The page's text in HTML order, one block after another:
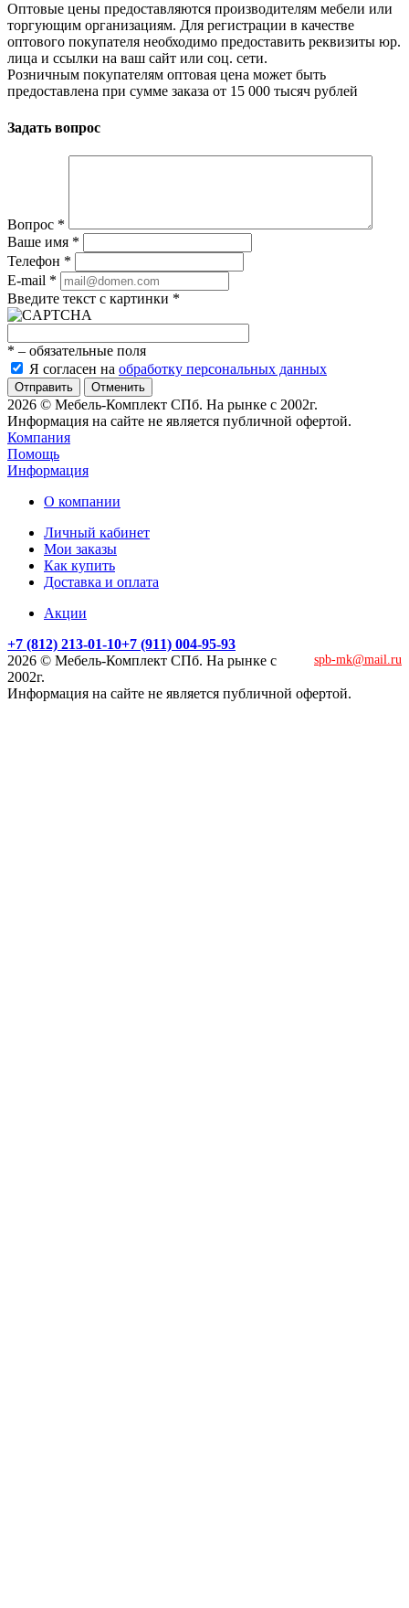
Оптовые цены предоставляются производителям мебели или
торгующим организациям. Для регистрации в качестве
оптового покупателя необходимо предоставить реквизиты юр.
лица и ссылки на ваш сайт или соц. сети.
Розничным покупателям оптовая цена может быть
предоставлена при сумме заказа от 15 000 тысяч рублей
Задать вопрос
Вопрос *
Ваше имя *
Телефон *
E-mail *
Введите текст с картинки *
* – обязательные поля
Я согласен на обработку персональных данных
Отменить
2026 © Мебель-Комплект СПб. На рынке с 2002г.
Информация на сайте не является публичной офертой.
Компания
Помощь
Информация
О компании
Личный кабинет
Мои заказы
Как купить
Доставка и оплата
Акции
+7 (812) 213-01-10+7 (911) 004-95-93
spb-mk@mail.ru
2026 © Мебель-Комплект СПб. На рынке с
2002г.
Информация на сайте не является публичной офертой.